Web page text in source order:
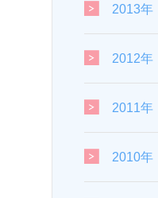
2013年
2012年
2011年
2010年